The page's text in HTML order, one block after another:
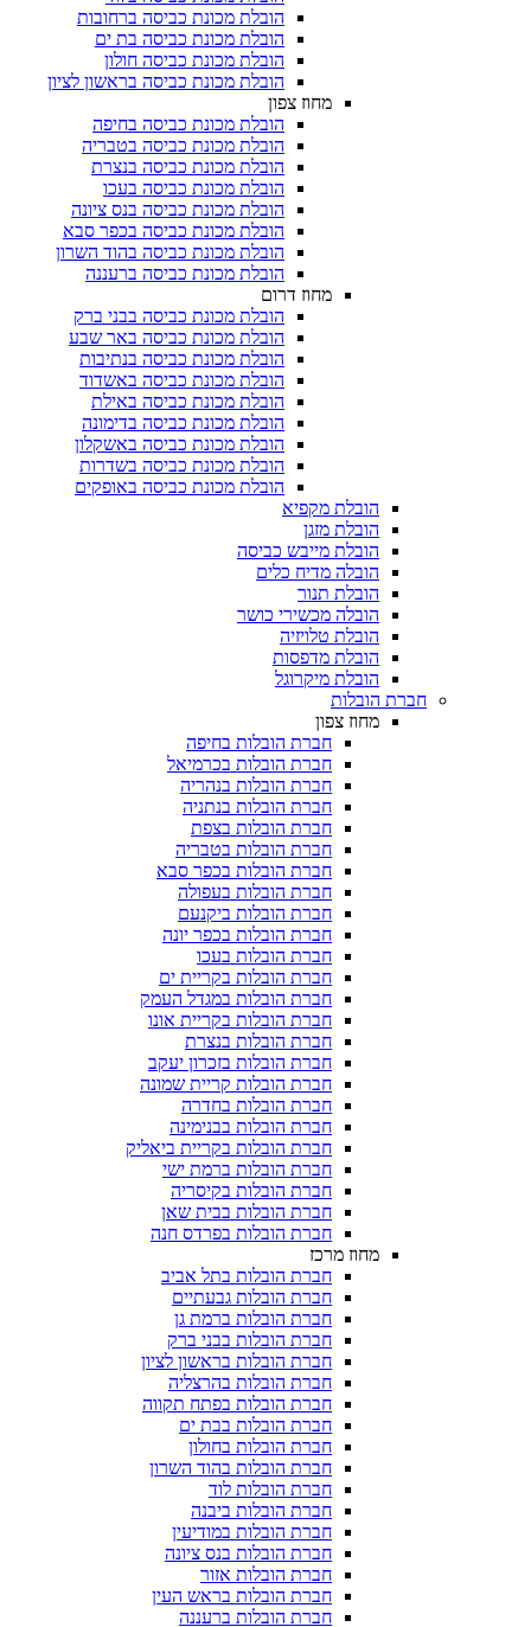
הובלת מכונת כביסה ברחובות
הובלת מכונת כביסה בת ים
הובלת מכונת כביסה חולון
הובלת מכונת כביסה בראשון לציון
מחוז צפון
הובלת מכונת כביסה בחיפה
הובלת מכונת כביסה בטבריה
הובלת מכונת כביסה בנצרת
הובלת מכונת כביסה בעכו
הובלת מכונת כביסה בנס ציונה
הובלת מכונת כביסה בכפר סבא
הובלת מכונת כביסה בהוד השרון
הובלת מכונת כביסה ברעננה
מחוז דרום
הובלת מכונת כביסה בבני ברק
הובלת מכונת כביסה באר שבע
הובלת מכונת כביסה בנתיבות
הובלת מכונת כביסה באשדוד
הובלת מכונת כביסה באילת
הובלת מכונת כביסה בדימונה
הובלת מכונת כביסה באשקלון
הובלת מכונת כביסה בשדרות
הובלת מכונת כביסה באופקים
הובלת מקפיא​
הובלת מזגן​
הובלת מייבש כביסה
הובלה מדיח כלים
הובלת תנור
הובלה מכשירי כושר
הובלת טלויזיה
הובלת מדפסות
הובלת מיקרוגל
חברת הובלות
מחוז צפון
חברת הובלות בחיפה
חברת הובלות בכרמיאל
חברת הובלות בנהריה
חברת הובלות בנתניה
חברת הובלות בצפת
חברת הובלות בטבריה
חברת הובלות בכפר סבא
חברת הובלות בעפולה
חברת הובלות ביקנעם
חברת הובלות בכפר יונה
חברת הובלות בעכו
חברת הובלות בקריית ים
חברת הובלות במגדל העמק
חברת הובלות בקריית אונו
חברת הובלות בנצרת
חברת הובלות בזכרון יעקב
חברת הובלות קריית שמונה
חברת הובלות בחדרה
חברת הובלות בבנימינה
חברת הובלות בקריית ביאליק
חברת הובלות ברמת ישי
חברת הובלות בקיסריה
חברת הובלות בבית שאן
חברת הובלות בפרדס חנה
מחוז מרכז
חברת הובלות בתל אביב
חברת הובלות גבעתיים
חברת הובלות ברמת גן
חברת הובלות בבני ברק
חברת הובלות בראשון לציון
חברת הובלות בהרצליה
חברת הובלות בפתח תקווה
חברת הובלות בבת ים
חברת הובלות בחולון
חברת הובלות בהוד השרון
חברת הובלות לוד
חברת הובלות ביבנה
חברת הובלות במודיעין
חברת הובלות בנס ציונה
חברת הובלות אזור
חברת הובלות בראש העין
חברת הובלות ברעננה